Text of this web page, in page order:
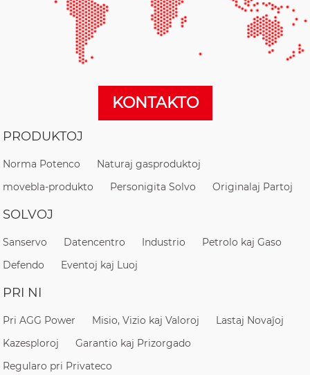
KONTAKTO
PRODUKTOJ
Norma Potenco
Naturaj gasproduktoj
movebla-produkto
Personigita Solvo Originalaj Partoj
SOLVOJ
Sanservo Datencentro Industrio
Petrolo kaj Gaso
Defendo
Eventoj kaj Luoj
PRI NI
Pri AGG Power Misio, Vizio kaj Valoroj
Lastaj Novaĵoj
Kazesploroj
Garantio kaj Prizorgado
Regularo pri Privateco